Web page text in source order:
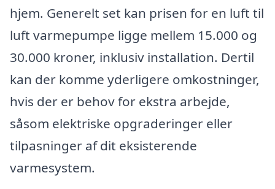
hjem. Generelt set kan prisen for en luft til
luft varmepumpe ligge mellem 15.000 og
30.000 kroner, inklusiv installation. Dertil
kan der komme yderligere omkostninger,
hvis der er behov for ekstra arbejde,
såsom elektriske opgraderinger eller
tilpasninger af dit eksisterende
varmesystem.